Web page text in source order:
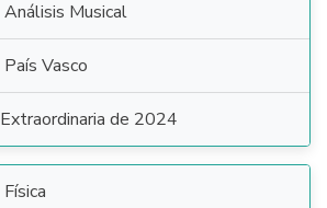
Análisis Musical
País Vasco
Extraordinaria de 2024
Física